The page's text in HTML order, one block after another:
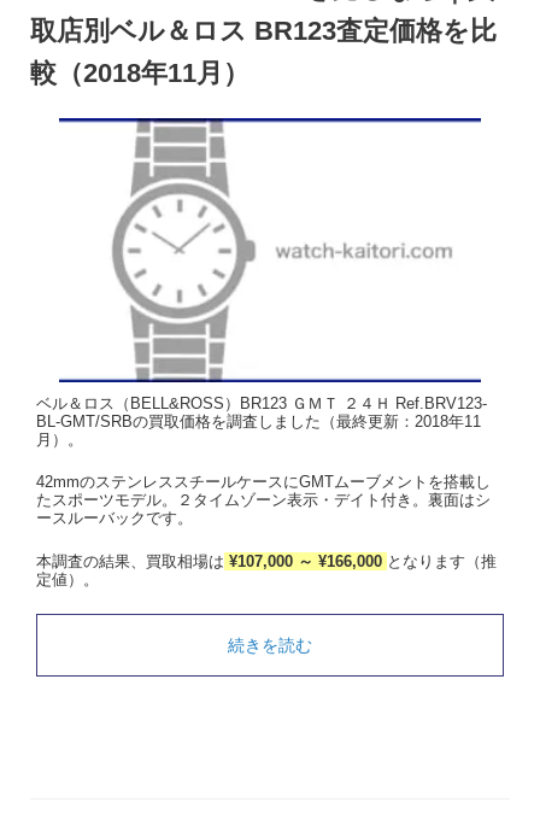
取店別ベル＆ロス BR123査定価格を比
較（2018年11月）
ベル＆ロス（BELL&ROSS）BR123 ＧＭＴ ２４Ｈ Ref.BRV123-
BL-GMT/SRBの買取価格を調査しました（最終更新：2018年11
月）。
42mmのステンレススチールケースにGMTムーブメントを搭載し
たスポーツモデル。２タイムゾーン表示・デイト付き。裏面はシ
ースルーバックです。
本調査の結果、買取相場は ¥107,000 ～ ¥166,000 となります（推
定値）。
続きを読む